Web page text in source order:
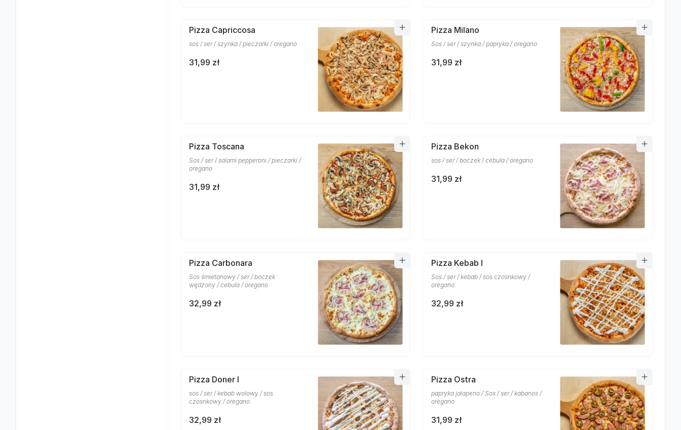
Pizza Capriccosa
sos / ser / szynka / pieczarki / oregano
31,99 zł
Pizza Milano
Sos / ser / szynka / papryka / oregano
31,99 zł
Pizza Toscana
Sos / ser / salami pepperoni / pieczarki /
oregano
31,99 zł
Pizza Bekon
sos / ser / boczek / cebula / oregano
31,99 zł
Pizza Carbonara
Sos śmietanowy / ser / boczek
wędzony / cebula / oregano
32,99 zł
Pizza Kebab I
Sos / ser / kebab / sos czosnkowy /
oregano
32,99 zł
Pizza Doner I
sos / ser / kebab wolowy / sos
czosnkowy / oregano
32,99 zł
Pizza Ostra
papryka jalapeno / Sos / ser / kabanos /
oregano
31,99 zł